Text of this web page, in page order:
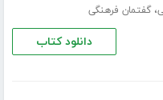
،گفتمان فرهنگی
دانلود کتاب